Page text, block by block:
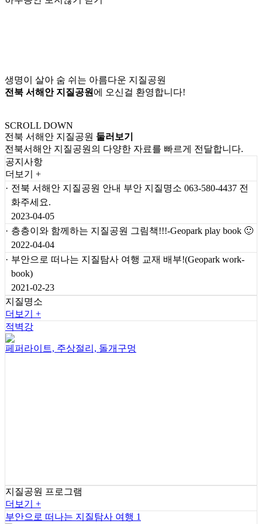
생명이 살아 숨 쉬는 아름다운 지질공원
전북 서해안 지질공원 에 오신걸 환영합니다!
SCROLL DOWN
전북 서해안 지질공원 둘러보기
전북서해안 지질공원의 다양한 자료를 빠르게 전달합니다.
공지사항
더보기 +
전북 서해안 지질공원 안내 부안 지질명소 063-580-4437 전
화주세요.
2023-04-05
층층이와 함께하는 지질공원 그림책!!!-Geopark play book 🙂
2022-04-04
부안으로 떠나는 지질탐사 여행 교재 배부!(Geopark work-
book)
2021-02-23
지질명소
더보기 +
적벽강
페퍼라이트, 주상절리, 돌개구멍
지질공원 프로그램
더보기 +
부안으로 떠나는 지질탐사 여행 1